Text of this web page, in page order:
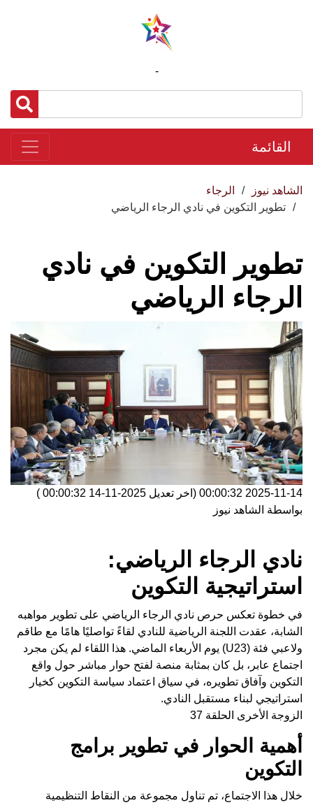
-
القائمة
الشاهد نيوز
الرجاء
تطوير التكوين في نادي الرجاء الرياضي
تطوير التكوين في نادي
الرجاء الرياضي
2025-11-14 00:00:32 (اخر تعديل 2025-11-14 00:00:32
)
بواسطة الشاهد نيوز
نادي الرجاء الرياضي:
استراتيجية التكوين
في خطوة تعكس حرص نادي الرجاء الرياضي على تطوير مواهبه
الشابة، عقدت اللجنة الرياضية للنادي لقاءً تواصليًا هامًا مع طاقم
ولاعبي فئة (U23) يوم الأربعاء الماضي. هذا اللقاء لم يكن مجرد
اجتماع عابر، بل كان بمثابة منصة لفتح حوار مباشر حول واقع
التكوين وآفاق تطويره، في سياق اعتماد سياسة التكوين كخيار
استراتيجي لبناء مستقبل النادي.
الزوجة الأخرى الحلقة 37
أهمية الحوار في تطوير برامج
التكوين
خلال هذا الاجتماع، تم تناول مجموعة من النقاط التنظيمية